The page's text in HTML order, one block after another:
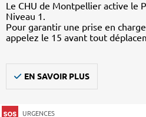
Le CHU de Montpellier active le
Niveau 1.
Pour garantir une prise en
appelez le 15 avant tout
EN SAVOIR PLUS
URGENCES